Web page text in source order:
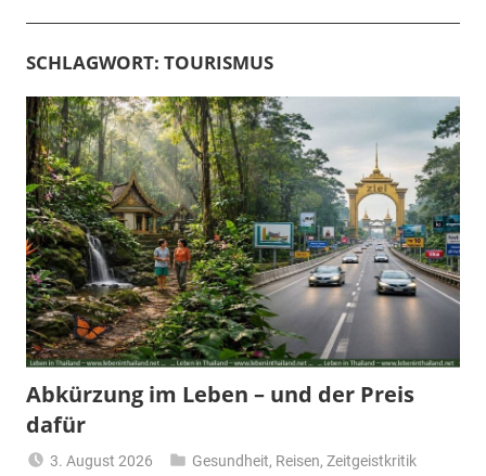
SCHLAGWORT: TOURISMUS
Abkürzung im Leben – und der Preis
dafür
3. August 2026
Gesundheit, Reisen,Zeitgeistkritik